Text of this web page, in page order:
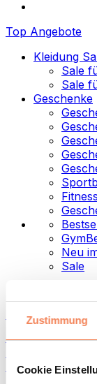
Zustimmung
Cookie
Top Angebote
Kleidung
Sale
Sale
Geschenke
Neu
Sale
Lebensmittel
Fitness-Food
Aufstriche und